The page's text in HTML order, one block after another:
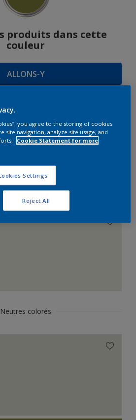
produits dans cette
couleur
ALLONS-Y
Le Blanc Parfait
Neutres colorés
you agree to the storing of cookies
site navigation, analyze site usage, and
Cookie Statement for more
Settings
Reject All